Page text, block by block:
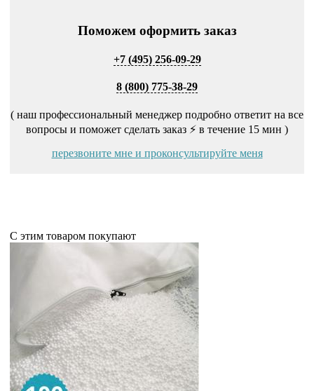
Поможем оформить заказ
+7 (495) 256-09-29
8 (800) 775-38-29
( наш профессиональный менеджер подробно ответит на все
вопросы и поможет сделать заказ ⚡ в течение 15 мин )
перезвоните мне и проконсультируйте меня
С этим товаром покупают